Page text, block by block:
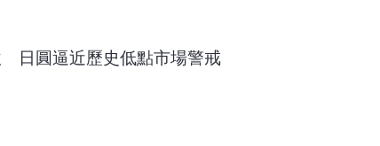
日圓逼近歷史低點市場警戒